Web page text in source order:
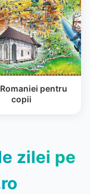
pentru
copii
zilei pe